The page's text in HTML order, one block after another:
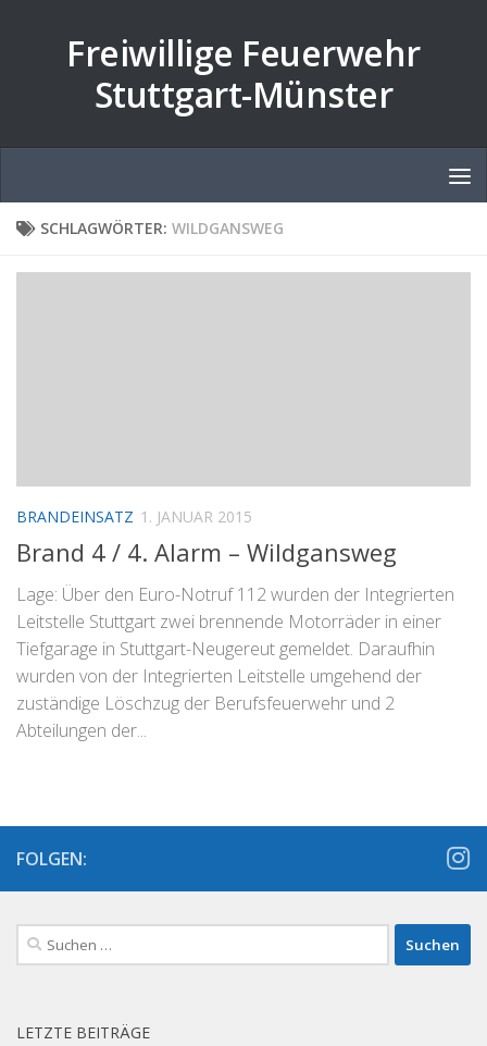
Freiwillige Feuerwehr
Stuttgart-Münster
SCHLAGWÖRTER: WILDGANSWEG
BRANDEINSATZ 1. JANUAR 2015
Brand 4 / 4. Alarm – Wildgansweg
Lage: Über den Euro-Notruf 112 wurden der Integrierten
Leitstelle Stuttgart zwei brennende Motorräder in einer
Tiefgarage in Stuttgart-Neugereut gemeldet. Daraufhin
wurden von der Integrierten Leitstelle umgehend der
zuständige Löschzug der Berufsfeuerwehr und 2
Abteilungen der...
FOLGEN:
Suchen
nach:
LETZTE BEITRÄGE